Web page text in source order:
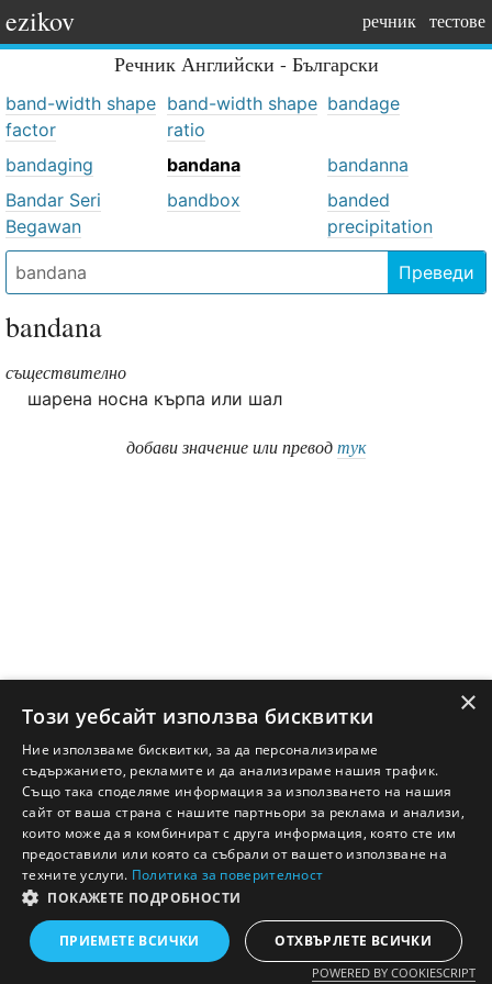
ezikov речник тестове
Речник Английски - Български
band-width shape
factor
band-width shape
ratio
bandage
bandaging bandana
bandanna
Bandar Seri
Begawan
bandbox
banded
precipitation
Преведи
bandana
съществително
шарена носна кърпа или шал
добави значение или преводтук
Английско - Български речник © Ezikov.com
Условия
Контакти Панел
×
Този уебсайт използва бисквитки
Ние използваме бисквитки, за да персонализираме
съдържанието, рекламите и да анализираме нашия трафик.
Също така споделяме информация за използването на нашия
сайт от ваша страна с нашите партньори за реклама и анализи,
които може да я комбинират с друга информация, която сте им
предоставили или която са събрали от вашето използване на
техните услуги. Политика за поверителност
ПОКАЖЕТЕ ПОДРОБНОСТИ
ПРИЕМЕТЕ ВСИЧКИ ОТХВЪРЛЕТЕ ВСИЧКИ
POWERED BY COOKIESCRIPT